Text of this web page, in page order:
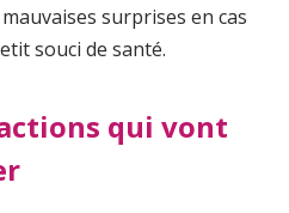
surprises en cas
souci de santé.
qui vont